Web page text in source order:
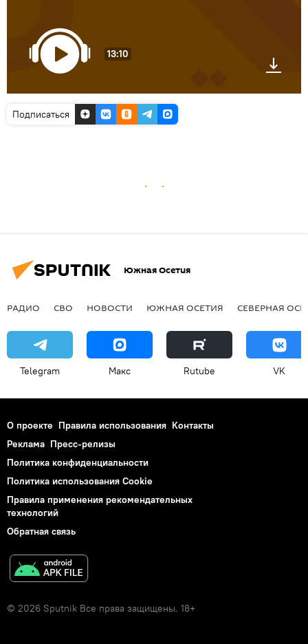
13:10
Подписаться
Южная Осетия
РАДИО СВО НОВОСТИ ЮЖНАЯ ОСЕТИЯ СЕВЕРНАЯ
Telegram Макс Rutube VK
О проекте Правила использования Контакты
Реклама Пресс-релизы
Политика конфиденциальности
Политика использования Cookie
Правила применения рекомендательных
технологий
Обратная связь
© 2026 Sputnik Все права защищены. 18+